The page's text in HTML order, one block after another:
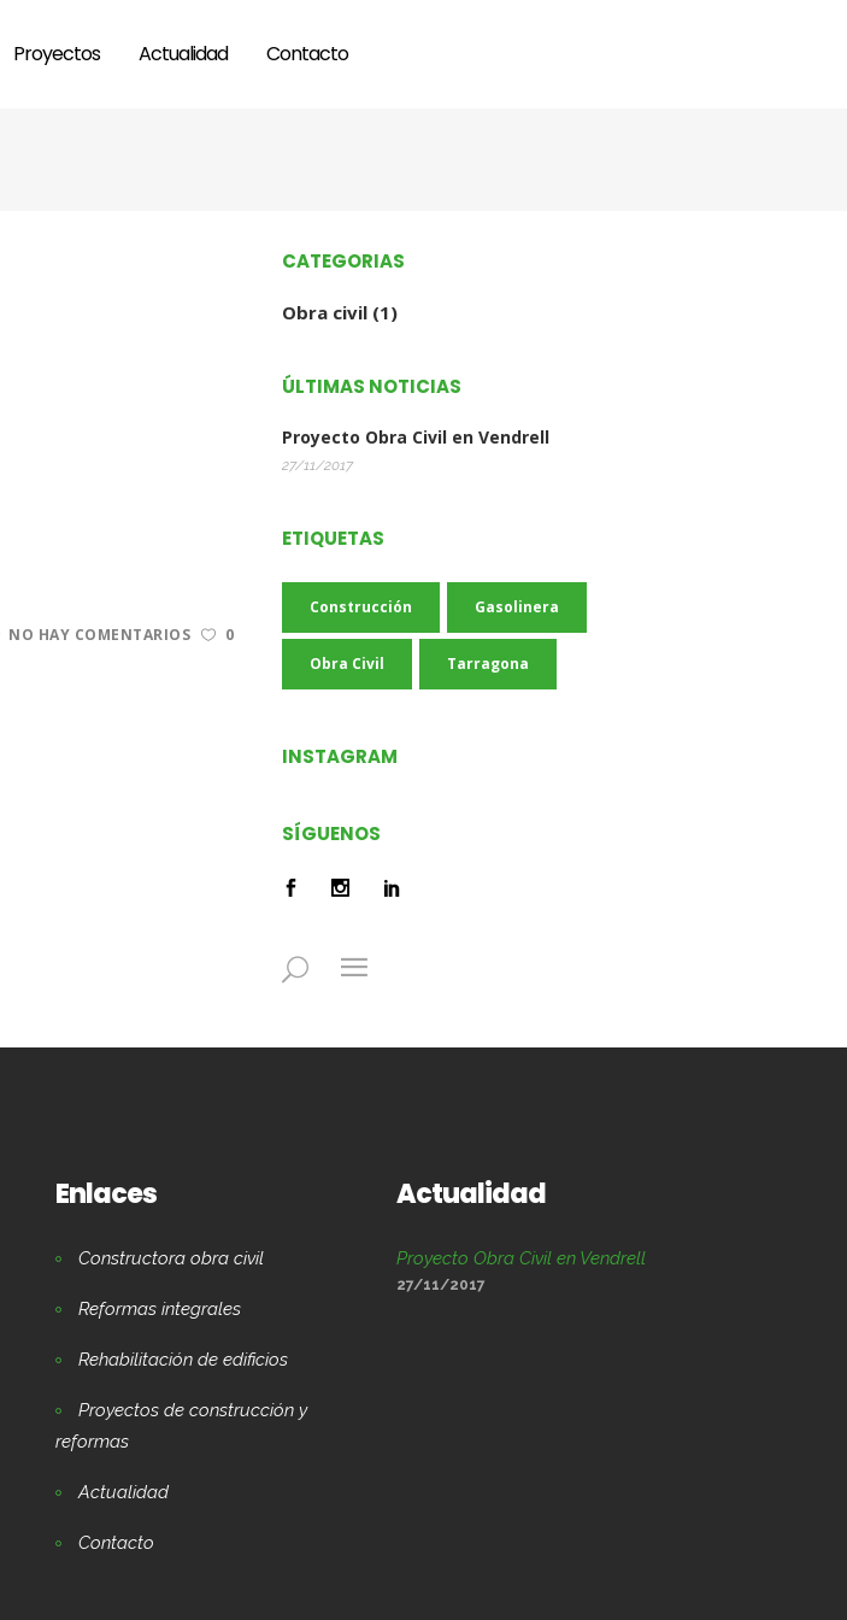
Proyectos Actualidad Contacto
NO HAY COMENTARIOS 0
CATEGORIAS
Obra civil (1)
ÚLTIMAS NOTICIAS
Proyecto Obra Civil en Vendrell
27/11/2017
ETIQUETAS
Construcción Gasolinera
Obra Civil Tarragona
INSTAGRAM
SÍGUENOS
Enlaces
Constructora obra civil
Reformas integrales
Rehabilitación de edificios
Proyectos de construcción y
reformas
Actualidad
Contacto
Actualidad
Proyecto Obra Civil en Vendrell
27/11/2017